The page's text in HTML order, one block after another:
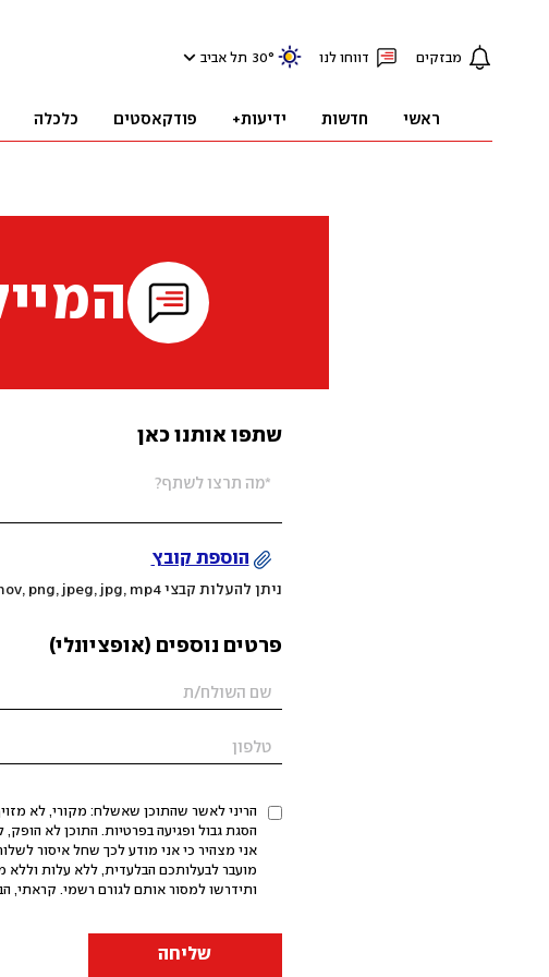
מבזקים דווחו לנו 30° תל אביב
ראשי חדשות ידיעות+ פודקאסטים כלכלה
שתפו אותנו כאן
הוספת קובץ
ניתן להעלות קבצי mov, png, jpeg, jpg, mp4 עד 200MB
פרטים נוספים (אופציונלי)
הריני לאשר שהתוכן שאשלח: מקורי, לא
אני מצהיר כי אני מודע לכך שחל איסור
מועבר לבעלותכם הבלעדית, ללא עלות וללא
ותידרשו למסור אותם לגורם רשמי. קראתי,
שליחה